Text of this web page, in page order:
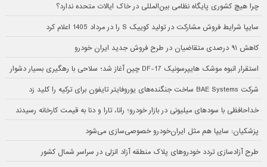
چرا هیچ کشوری پایگاه نظامی بین‌المللی در خاک ایالات متحده ندارد؟
سایپا شرایط فروش مشارکت در تولید کوییک S را در مرداد 1405 اعلام کرد
کاهش ۹۱ درصدی متقاضیان در طرح فروش جدید ایران خودرو
استقرار انبوه موشک هایپرسونیک DF-17 چین آغاز شد؛ سلاحی با رهگیری بسیار دشوار
شرکت BAE Systems ساخت جنگنده‌های یوروفایتر تایفون برای ترکیه را کلید زد
خداحافظی با سودهای میلیونی در بازار خودرو؛ رانا، تارا و دنا به قیمت کارخانه رسیدند
پزشکیان: سایپا هم مثل ایران‌خودرو خصوصی‌سازی می‌شود
طرح آزادسازی تردد خودروهای پلاک منطقه آزاد انزلی در سراسر شمال کشور